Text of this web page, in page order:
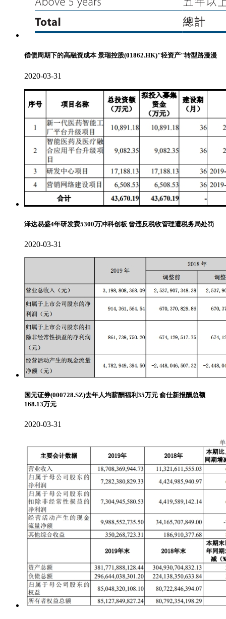
偿债周期下的高融资成本 景瑞控股(01862.HK)"轻资产"转型路漫漫
2020-03-31
泽达易盛4年研发费5300万冲科创板 曾违反税收管理遭税务局处罚
2020-03-31
国元证券(000728.SZ)去年人均薪酬福利35万元 俞仕新报酬总额
168.13万元
2020-03-31